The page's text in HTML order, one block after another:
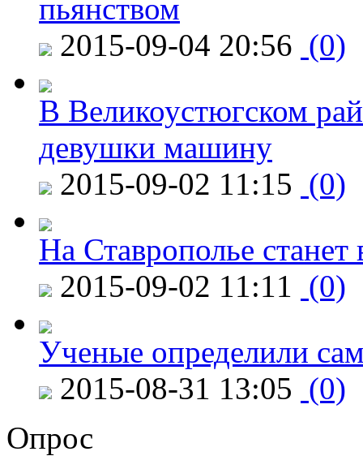
пьянством
2015-09-04 20:56 (0)
В Великоустюгском
девушки машину
2015-09-02 11:15 (0)
На Ставрополье
2015-09-02 11:11 (0)
Ученые определили
2015-08-31 13:05 (0)
Опрос